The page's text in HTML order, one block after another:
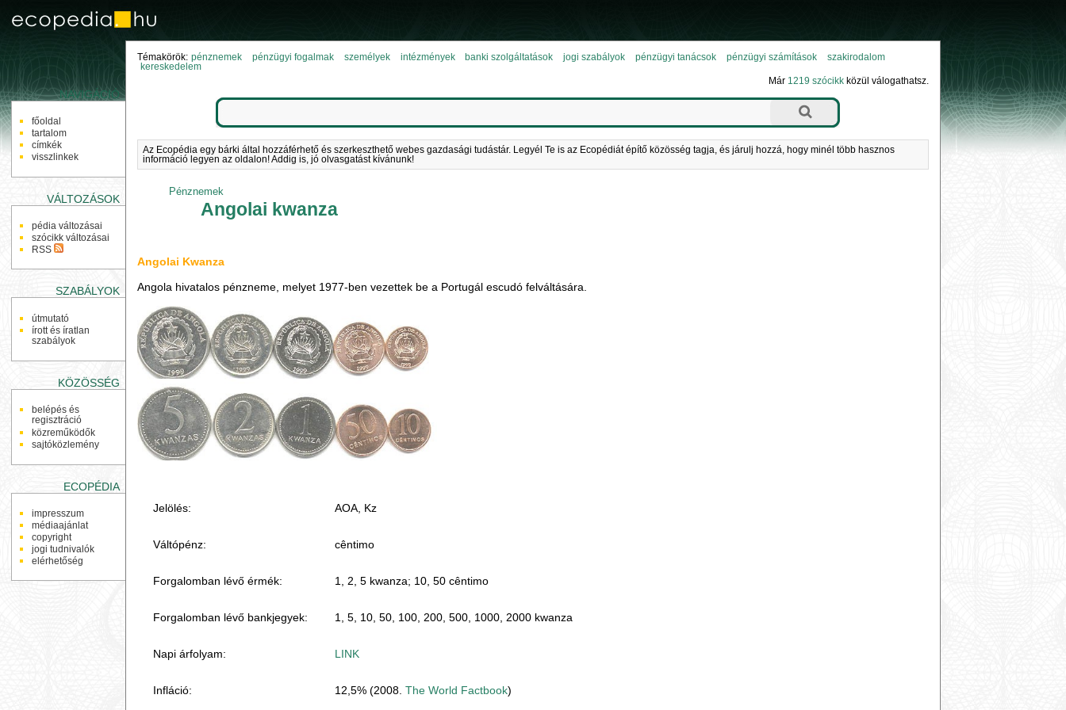
NAVIGÁCIÓ
főoldal
tartalom
címkék
visszlinkek
VÁLTOZÁSOK
pédia változásai
szócikk változásai
RSS
SZABÁLYOK
útmutató
írott és íratlan
szabályok
KÖZÖSSÉG
belépés és
regisztráció
közreműködők
sajtóközlemény
ECOPÉDIA
impresszum
médiaajánlat
copyright
jogi tudnivalók
elérhetőség
Témakörök: pénznemek pénzügyi fogalmak személyek intézmények banki szolgáltatások jogi szabályok pénzügyi tanácsok pénzügyi számítások
szakirodalom
kereskedelem
Már 1219 szócikkközül válogathatsz.
Az Ecopédia egy bárki által hozzáférhető és szerkeszthető webes gazdasági tudástár. Legyél Te is az Ecopédiát építő közösség tagja, és járulj hozzá, hogy minél több hasznos
információ legyen az oldalon! Addig is, jó olvasgatást kívánunk!
Pénznemek
Angolai kwanza
Angolai Kwanza
Angola hivatalos pénzneme, melyet 1977-ben vezettek be a Portugál escudó felváltására.
Jelölés: AOA, Kz
Váltópénz: cêntimo
Forgalomban lévő érmék: 1, 2, 5 kwanza; 10, 50 cêntimo
Forgalomban lévő bankjegyek: 1, 5, 10, 50, 100, 200, 500, 1000, 2000 kwanza
Napi árfolyam: LINK
Infláció: 12,5% (2008.The World Factbook)